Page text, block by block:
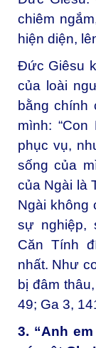
chiêm
hiện diện,
Đức Giêsu
của loài
bằng chính
mình:
phục vụ,
sống của
của Ngài là
Ngài không
sự nghiệp,
Căn Tính
nhất. Như
bị đâm
49; Ga 3,
3. “Anh